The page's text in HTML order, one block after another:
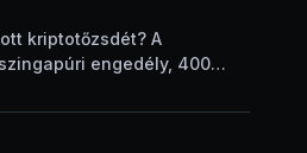
kriptotőzsdét? A
engedély, 400